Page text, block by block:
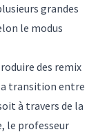
grandes
le modus
des remix
transition entre
à travers de la
le professeur